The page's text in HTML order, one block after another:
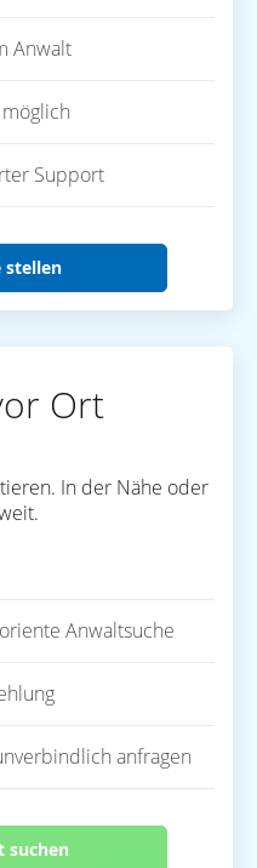
Anwalt
Support
stellen
Ort
In der Nähe oder
Anwaltsuche
anfragen
suchen